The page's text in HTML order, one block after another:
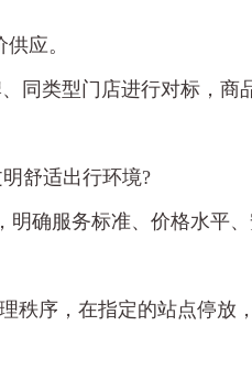
应。
同类型门店进行对标，商
舒适出行环境?
明确服务标准、价格水平
秩序，在指定的站点停放